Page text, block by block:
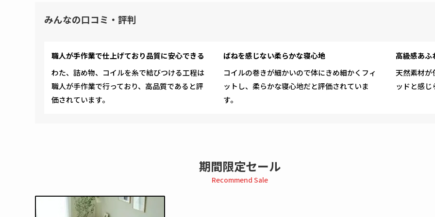
みんなの口コミ・評判
職人が手作業で仕上げており品質に安心できる
わた、詰め物、コイルを糸で結びつける工程は
職人が手作業で行っており、高品質であると評
価されています。
ばねを感じない柔らかな寝心地
コイルの巻きが細かいので体にきめ細かくフィ
ットし、柔らかな寝心地だと評価されていま
す。
高級感あふ
天然素材が
ッドと感じ
期間限定セール
Recommend Sale